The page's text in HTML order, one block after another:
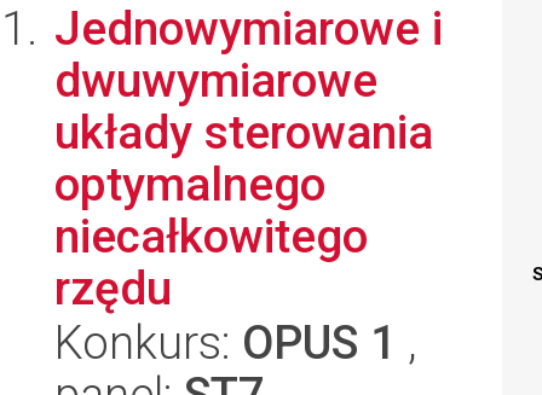
Jednowymiarowe i
dwuwymiarowe
układy sterowania
optymalnego
niecałkowitego
rzędu
Konkurs: OPUS 1 ,